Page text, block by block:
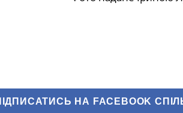
НА FACEBOOK